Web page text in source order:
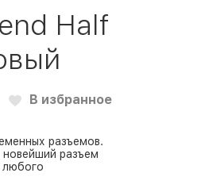
Half
В избранное
разъемов.
разъем
любого